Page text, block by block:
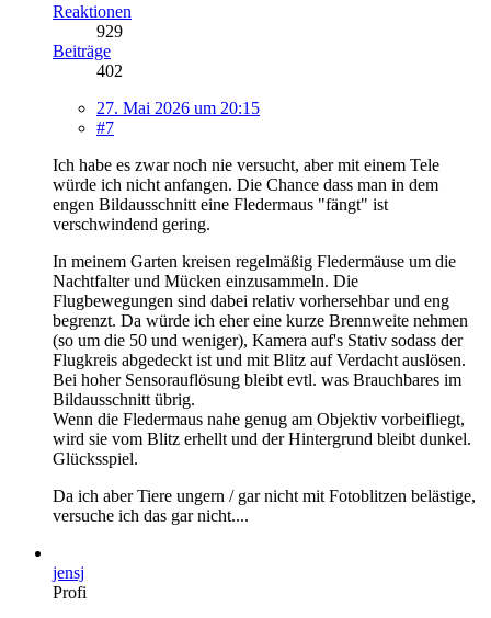
Reaktionen
929
Beiträge
402
27. Mai 2026 um 20:15
#7
Ich habe es zwar noch nie versucht, aber mit einem Tele
würde ich nicht anfangen. Die Chance dass man in dem
engen Bildausschnitt eine Fledermaus "fängt" ist
verschwindend gering.
In meinem Garten kreisen regelmäßig Fledermäuse um die
Nachtfalter und Mücken einzusammeln. Die
Flugbewegungen sind dabei relativ vorhersehbar und eng
begrenzt. Da würde ich eher eine kurze Brennweite nehmen
(so um die 50 und weniger), Kamera auf's Stativ sodass der
Flugkreis abgedeckt ist und mit Blitz auf Verdacht auslösen.
Bei hoher Sensorauflösung bleibt evtl. was Brauchbares im
Bildausschnitt übrig.
Wenn die Fledermaus nahe genug am Objektiv vorbeifliegt,
wird sie vom Blitz erhellt und der Hintergrund bleibt dunkel.
Glücksspiel.
Da ich aber Tiere ungern / gar nicht mit Fotoblitzen belästige,
versuche ich das gar nicht....
jensj
Profi